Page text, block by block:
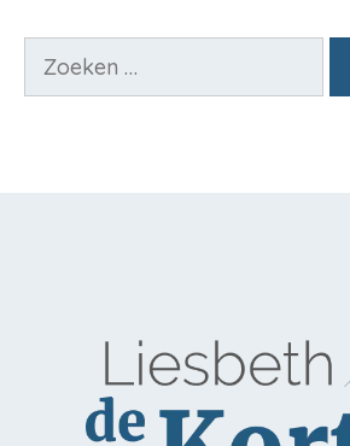
Zoek
naar: